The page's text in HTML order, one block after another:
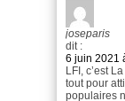
joseparis
dit :
6 juin 2021
LFI, c’est
tout pour
populaires